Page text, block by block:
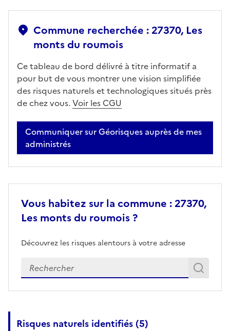
Commune recherchée : 27370, Les
monts du roumois
Ce tableau de bord délivré à titre informatif a
pour but de vous montrer une vision simplifiée
des risques naturels et technologiques situés près
de chez vous. Voir les CGU
Communiquer sur Géorisques auprès de mes
administrés
Vous habitez sur la commune : 27370,
Les monts du roumois ?
Découvrez les risques alentours à votre adresse
Veuillez renseigner votre adresse exacte
Risques naturels identifiés (5)